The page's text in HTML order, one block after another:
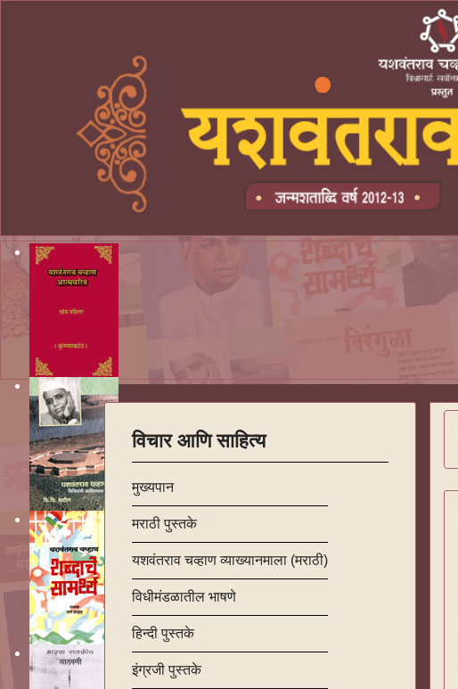
विचार आणि साहित्य
मुख्यपान
मराठी पुस्तके
यशवंतराव चव्हाण व्याख्यानमाला (मराठी)
विधीमंडळातील भाषणे
हिन्दी पुस्तके
इंग्रजी पुस्तके